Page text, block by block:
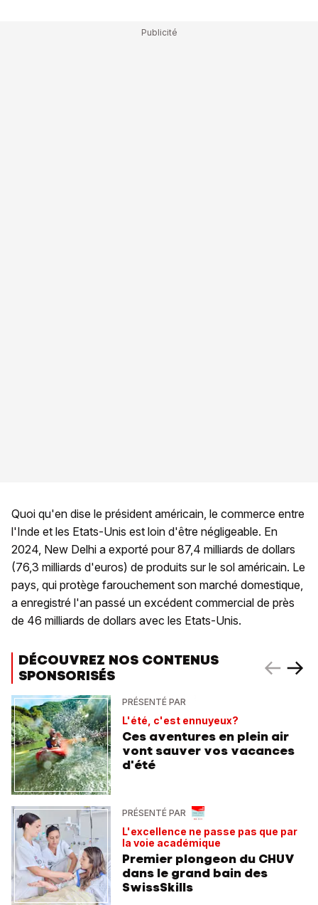
Quoi qu'en dise le président américain, le commerce entre
l'Inde et les Etats-Unis est loin d'être négligeable. En
2024, New Delhi a exporté pour 87,4 milliards de dollars
(76,3 milliards d'euros) de produits sur le sol américain. Le
pays, qui protège farouchement son marché domestique,
a enregistré l'an passé un excédent commercial de près
de 46 milliards de dollars avec les Etats-Unis.
DÉCOUVREZ NOS CONTENUS
SPONSORISÉS
PRÉSENTÉ PAR
L'été, c'est ennuyeux?
Ces aventures en plein air
vont sauver vos vacances
d'été
PRÉSENTÉ PAR
L'excellence ne passe pas que par
la voie académique
Premier plongeon du CHUV
dans le grand bain des
SwissSkills